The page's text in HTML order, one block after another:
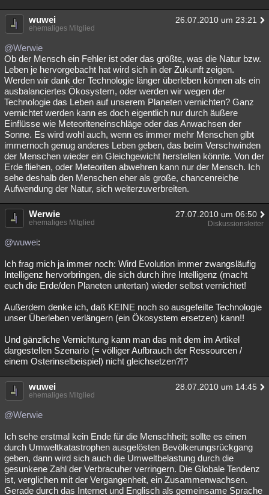
wuwei 26.07.2010 um 23:21
ehemaliges Mitglied
@Werwie
Ob der Mensch ein Fehler ist oder das größte, was die Natur bzw.
Leben je hervorgebacht hat wird sich in der Zukunft zeigen.
Werden wir dank der Technologie länger überleben können als ein
ausbalanciertes Ökosystem, oder werden wir wegen der
Technologie das Leben auf unserem Planeten vernichten? Ganz
vernichtet werden kann es doch eigentlich nur durch äußere
Einflüsse wie Meteoriteneinschläge oder das Anwachsen der
Sonne. Es wird wohl auch, wenn es immer mehr Menschen gibt
immernoch genug anderes Leben geben, das beim Verschwinden
der Menschen wieder ein Gleichgewicht herstellen könnte. Von der
Erde fliehen, oder Meteoriten abwehren kann nur der Mensch. Ich
sehe deshalb den Menschen eher als große, chancenreiche
Aufwendung der Natur, sich weiterzuverbreiten.
Werwie 27.07.2010 um 06:50
ehemaliges Mitglied Diskussionsleiter
@wuwei:
Ich frag mich ja immer noch: Wird Evolution immer zwangsläufig
Intelligenz hervorbringen, die sich durch ihre Intelligenz (macht
euch die Erde/den Planeten untertan) wieder selbst vernichtet!
Außerdem denke ich, daß KEINE noch so ausgefeilte Technologie
unser Überleben verlängern (ein Ökosystem ersetzen) kann!!
Und gänzliche Vernichtung kann man das mit dem im Artikel
dargestellen Szenario (= völliger Aufbrauch der Ressourcen /
einem Osterinselbeispiel) nicht gleichsetzen?!?
wuwei 28.07.2010 um 14:45
ehemaliges Mitglied
@Werwie
Ich sehe erstmal kein Ende für die Menschheit; sollte es einen
durch Umweltkatastrophen ausgelösten Bevölkerungsrückgang
geben, dann wird sich auch die Umweltbelastung durch die
gesunkene Zahl der Verbracuher verringern. Die Globale Tendenz
ist, verglichen mit der Vergangenheit, ein Zusammenwachsen.
Gerade durch das Internet und Englisch als gemeinsame Sprache